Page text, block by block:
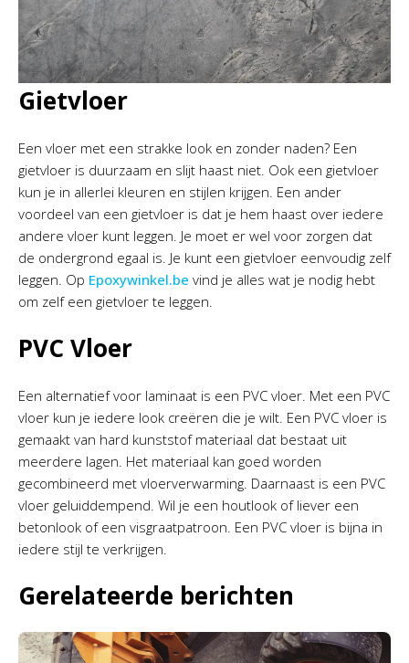
Gietvloer
Een vloer met een strakke look en zonder naden? Een
gietvloer is duurzaam en slijt haast niet. Ook een gietvloer
kun je in allerlei kleuren en stijlen krijgen. Een ander
voordeel van een gietvloer is dat je hem haast over iedere
andere vloer kunt leggen. Je moet er wel voor zorgen dat
de ondergrond egaal is. Je kunt een gietvloer eenvoudig zelf
leggen. Op Epoxywinkel.be vind je alles wat je nodig hebt
om zelf een gietvloer te leggen.
PVC Vloer
Een alternatief voor laminaat is een PVC vloer. Met een PVC
vloer kun je iedere look creëren die je wilt. Een PVC vloer is
gemaakt van hard kunststof materiaal dat bestaat uit
meerdere lagen. Het materiaal kan goed worden
gecombineerd met vloerverwarming. Daarnaast is een PVC
vloer geluiddempend. Wil je een houtlook of liever een
betonlook of een visgraatpatroon. Een PVC vloer is bijna in
iedere stijl te verkrijgen.
Gerelateerde berichten